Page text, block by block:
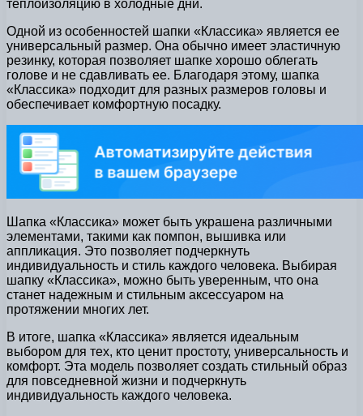
теплоизоляцию в холодные дни.
Одной из особенностей шапки «Классика» является ее
универсальный размер. Она обычно имеет эластичную
резинку, которая позволяет шапке хорошо облегать
голове и не сдавливать ее. Благодаря этому, шапка
«Классика» подходит для разных размеров головы и
обеспечивает комфортную посадку.
Шапка «Классика» может быть украшена различными
элементами, такими как помпон, вышивка или
аппликация. Это позволяет подчеркнуть
индивидуальность и стиль каждого человека. Выбирая
шапку «Классика», можно быть уверенным, что она
станет надежным и стильным аксессуаром на
протяжении многих лет.
В итоге, шапка «Классика» является идеальным
выбором для тех, кто ценит простоту, универсальность и
комфорт. Эта модель позволяет создать стильный образ
для повседневной жизни и подчеркнуть
индивидуальность каждого человека.